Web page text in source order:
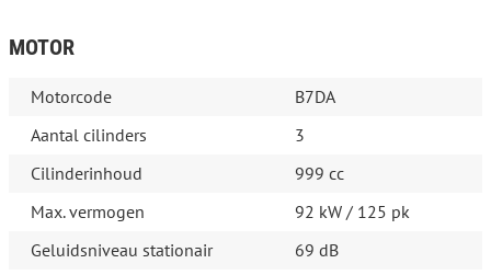
MOTOR
Motorcode
B7DA
Aantal cilinders
3
Cilinderinhoud
999 cc
Max. vermogen
92 kW / 125 pk
Geluidsniveau stationair
69 dB